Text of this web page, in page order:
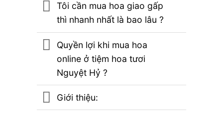
Tôi cần mua hoa giao gấp
thì nhanh nhất là bao lâu ?
Quyền lợi khi mua hoa
online ở tiệm hoa tươi
Nguyệt Hỷ ?
Giới thiệu: